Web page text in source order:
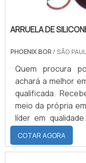
ARRUELA DE
PHOENIX BOR / SÃO
Quem procura
achará a melhor
qualificada.
meio da própria
líder em
arruela de
alcançará
acessível.MAIS
COTAR AGORA